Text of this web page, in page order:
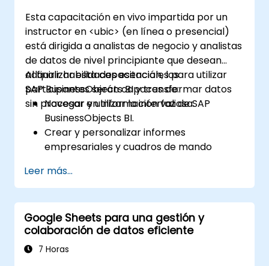
líneas y mapas, y aplicar filtros para
refinar la presentación de los datos.
Desarrollar visualizaciones intermedias
que incluyan mapas geográficos, gráficos
de doble eje, y utilizar jerarquías, grupos y
conjuntos para mejorar el análisis.
Crear campos calculados y parámetros
para generar visualizaciones dinámicas y
personalizadas basadas en entradas del
usuario y funciones lógicas.
Diseñar paneles interactivos e historias,
Esta capacitación en vivo impartida por un
instructor en <ubic> (en línea o presencial)
está dirigida a analistas de negocio y analistas
de datos de nivel principiante que desean
adquirir habilidades esenciales para utilizar
SAP BusinessObjects BI y transformar datos
sin procesar en información valiosa.
Al finalizar esta capacitación, los
participantes serán capaces de:
Navegar y utilizar la interfaz de SAP
BusinessObjects BI.
Crear y personalizar informes
empresariales y cuadros de mando
Realizar análisis ad-hoc utilizando
diversas herramientas de BI.
Utilizar funciones avanzadas para
explorar datos en profundidad.
Leer más...
Google Sheets para una gestión y
colaboración de datos eficiente
7 Horas